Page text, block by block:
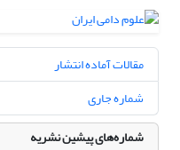
مقالات آماده انتشار
شماره جاری
شماره‌های پیشین نشریه